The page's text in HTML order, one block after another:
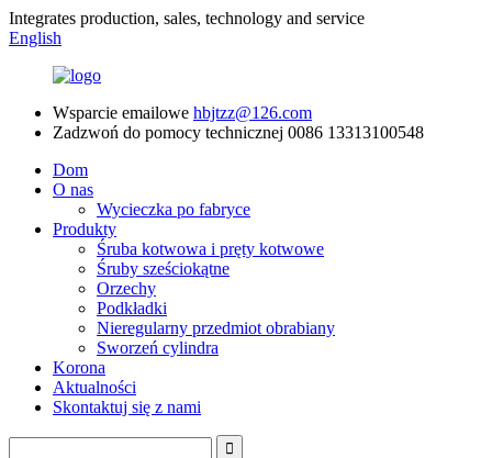
Integrates production, sales, technology and service
English
Wsparcie emailowe hbjtzz@126.com
Zadzwoń do pomocy technicznej 0086 13313100548
Dom
O nas
Wycieczka po fabryce
Produkty
Śruba kotwowa i pręty kotwowe
Śruby sześciokątne
Orzechy
Podkładki
Nieregularny przedmiot obrabiany
Sworzeń cylindra
Korona
Aktualności
Skontaktuj się z nami